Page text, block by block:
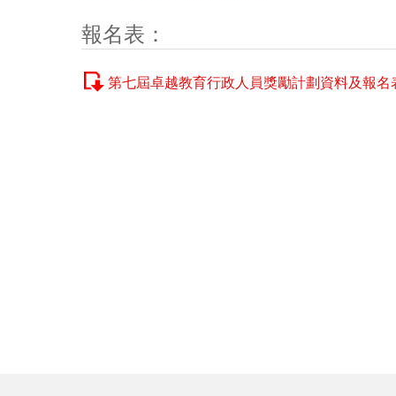
報名表：
第七屆卓越教育行政人員獎勵計劃資料及報名